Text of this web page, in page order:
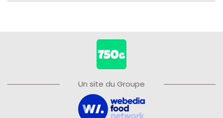
Un site du Groupe